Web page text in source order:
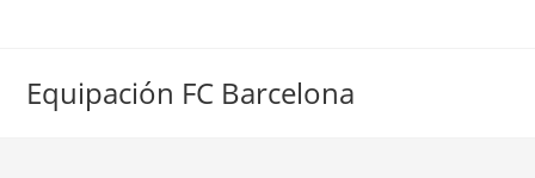
Equipación FC Barcelona